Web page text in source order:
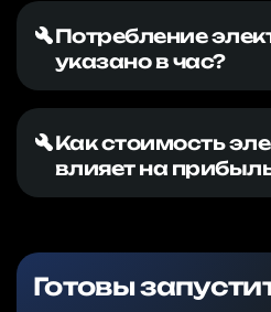
Потребление
указано в час?
Как стоимость
влияет на
Готовы